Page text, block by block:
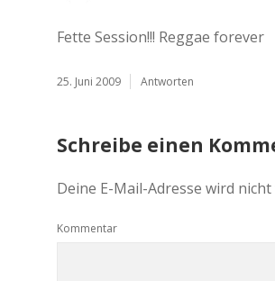
Fette Session!!! Reggae forever
25. Juni 2009 Antworten
Schreibe einen
Deine E-Mail-Adresse wird
Kommentar